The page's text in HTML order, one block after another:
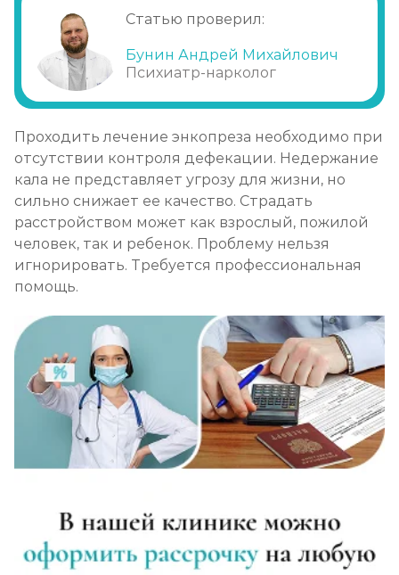
Обращение в клинику
Статью проверил:
Бунин Андрей Михайлович
Психиатр-нарколог
Проходить лечение энкопреза необходимо при
отсутствии контроля дефекации. Недержание
кала не представляет угрозу для жизни, но
сильно снижает ее качество. Страдать
расстройством может как взрослый, пожилой
человек, так и ребенок. Проблему нельзя
игнорировать. Требуется профессиональная
помощь.